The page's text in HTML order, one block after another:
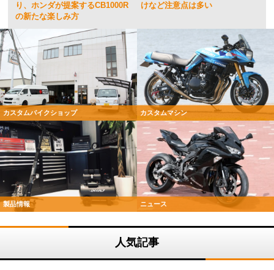
り、ホンダが提案するCB1000R
の新たな楽しみ方
けなど注意点は多い
カスタムバイクショップ カスタムマシン
製品情報 ニュース
人気記事